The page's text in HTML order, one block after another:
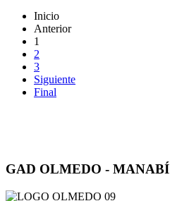
Inicio
Anterior
1
2
3
Siguiente
Final
GAD OLMEDO - MANABÍ